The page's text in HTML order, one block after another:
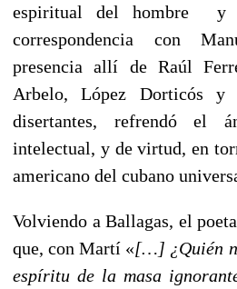
espiritual del hombre y
correspondencia con
presencia allí de Raúl
Arbelo, López Dorticós y
disertantes, refrendó el
intelectual, y de virtud, en
americano del cubano
Volviendo a Ballagas, el
que, con Martí «[…] ¿Quién
espíritu de la masa